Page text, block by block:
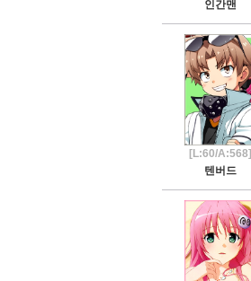
인간맨
[L:60/A:568]
텐버드